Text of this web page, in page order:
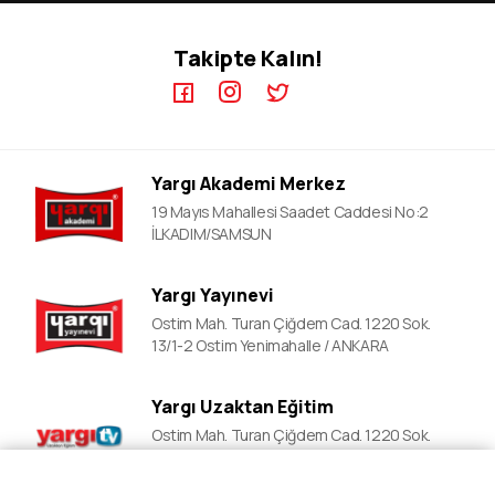
YKS Kursları
Lise Okula Yardımcı Kurslar
Polislik Sınavlarına Hazırlık
KPSS A Video Dersler
YDS Video Ders
Takipte Kalın!
Yargı Akademi Merkez
19 Mayıs Mahallesi Saadet Caddesi No:2
İLKADIM/SAMSUN
Yargı Yayınevi
Ostim Mah. Turan Çiğdem Cad. 1220 Sok.
13/1-2 Ostim Yenimahalle / ANKARA
Yargı Uzaktan Eğitim
Ostim Mah. Turan Çiğdem Cad. 1220 Sok.